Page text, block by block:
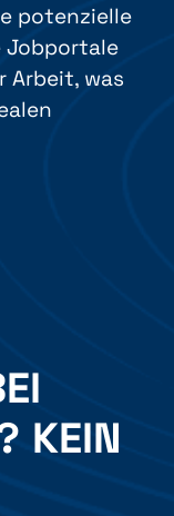
potenzielle
Jobportale
Arbeit, was
KEIN